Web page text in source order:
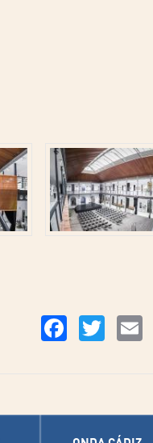
FacebookTwitter